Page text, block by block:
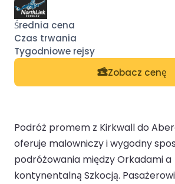
Zobacz cenę
Podróż promem z Kirkwall do
oferuje malowniczy i wygodny
podróżowania między Orkadami a
kontynentalną Szkocją.